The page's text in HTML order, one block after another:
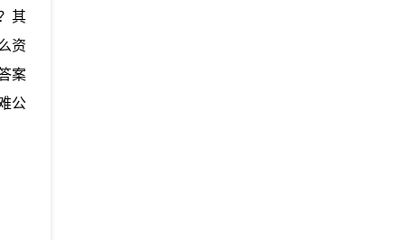
其
资
案
公